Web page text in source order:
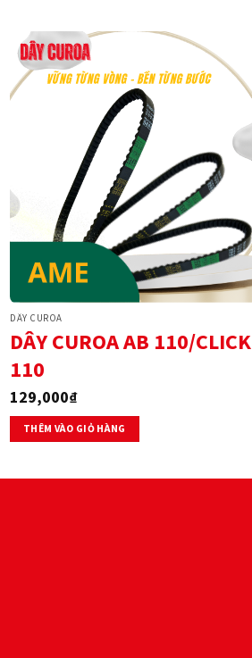
DÂY CUROA
DÂY CUROA AB 110/CLICK
110
129,000₫
THÊM VÀO GIỎ HÀNG